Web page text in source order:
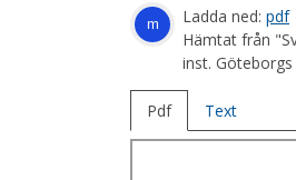
m Ladda ned: pdf
Hämtat från
inst.
Pdf Text